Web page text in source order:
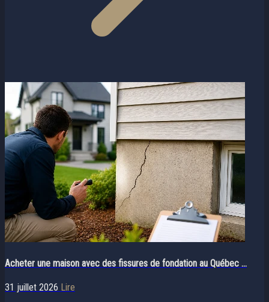
Acheter une maison avec des fissures de fondation au Québec ...
31 juillet 2026 Lire